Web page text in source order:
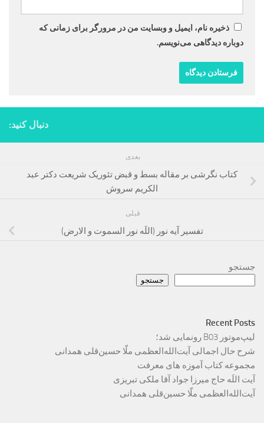
ذخیره نام، ایمیل و وبسایت من در مرورگر برای زمانی که
دوباره دیدگاهی می‌نویسم.
دنبال کنید:
بعدی
کتاب نگرشی بر مقاله بسط و قبض تئوریک شریعت دکتر عبد
الکریم سروش
قبلی
تفسیر آیه نور (اللَه نور السموت و الارض)
جستجو
جستجو
Recent Posts
لیپ‌موتور B03 رونمایی شد؛
شرح حال اجمالی آیت‌الله‌العظمی ملّا حسین‌قلی همدانی
مجموعه کتاب آموزه های معرفت
آیت اللَه حاج میرزا جواد آقا ملکی تبریزی
آیت‌الله‌العظمی ملّا حسین‌قلی همدانی